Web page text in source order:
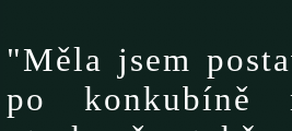
"Měla jsem
po konkubíně